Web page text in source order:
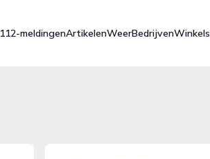
112-meldingenArtikelenWeerBedrijvenWinkels